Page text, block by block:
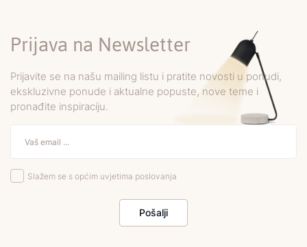
Prijava na Newsletter
Prijavite se na našu mailing listu i pratite novosti u ponudi,
ekskluzivne ponude i aktualne popuste, nove teme i
pronađite inspiraciju.
Slažem se s općim uvjetima poslovanja
Pošalji